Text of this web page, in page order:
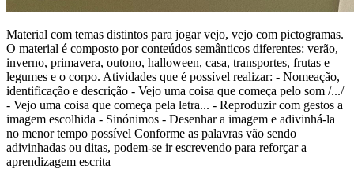
Material com temas distintos para jogar vejo, vejo com pictogramas.
O material é composto por conteúdos semânticos diferentes: verão,
inverno, primavera, outono, halloween, casa, transportes, frutas e
legumes e o corpo. Atividades que é possível realizar: - Nomeação,
identificação e descrição - Vejo uma coisa que começa pelo som /.../
- Vejo uma coisa que começa pela letra... - Reproduzir com gestos a
imagem escolhida - Sinónimos - Desenhar a imagem e adivinhá-la
no menor tempo possível Conforme as palavras vão sendo
adivinhadas ou ditas, podem-se ir escrevendo para reforçar a
aprendizagem escrita